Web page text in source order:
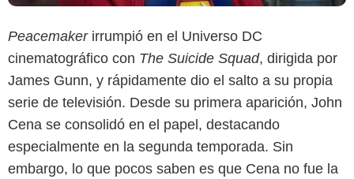
Peacemakerirrumpió en el Universo DC
cinematográfico con The Suicide Squad, dirigida por
James Gunn, y rápidamente dio el salto a su propia
serie de televisión. Desde su primera aparición, John
Cena se consolidó en el papel, destacando
especialmente en la segunda temporada. Sin
embargo, lo que pocos saben es que Cena no fue la